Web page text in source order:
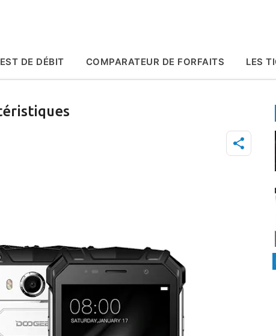
DE DÉBIT COMPARATEUR DE FORFAITS LES
sociaux
inwi fait
Promotion Orange Maroc: Recharge x25 +
Internet
Nouveau! Orange Maroc multiplie les recharges